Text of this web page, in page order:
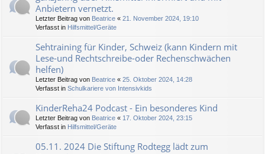
Anbietern vernetzt.
Letzter Beitrag von Beatrice « 21. November 2024, 19:10
Verfasst in Hilfsmittel/Geräte
Sehtraining für Kinder, Schweiz (kann Kindern mit
Lese-und Rechtschreibe-oder Rechenschwächen
helfen)
Letzter Beitrag von Beatrice « 25. Oktober 2024, 14:28
Verfasst in Schulkariere von Intensivkids
KinderReha24 Podcast - Ein besonderes Kind
Letzter Beitrag von Beatrice « 17. Oktober 2024, 23:15
Verfasst in Hilfsmittel/Geräte
05.11. 2024 Die Stiftung Rodtegg lädt zum